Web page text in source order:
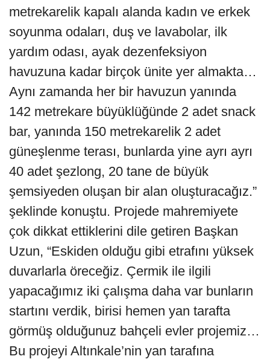
metrekarelik kapalı alanda kadın ve erkek
soyunma odaları, duş ve lavabolar, ilk
yardım odası, ayak dezenfeksiyon
havuzuna kadar birçok ünite yer almakta…
Aynı zamanda her bir havuzun yanında
142 metrekare büyüklüğünde 2 adet snack
bar, yanında 150 metrekarelik 2 adet
güneşlenme terası, bunlarda yine ayrı ayrı
40 adet şezlong, 20 tane de büyük
şemsiyeden oluşan bir alan oluşturacağız.”
şeklinde konuştu. Projede mahremiyete
çok dikkat ettiklerini dile getiren Başkan
Uzun, “Eskiden olduğu gibi etrafını yüksek
duvarlarla öreceğiz. Çermik ile ilgili
yapacağımız iki çalışma daha var bunların
startını verdik, birisi hemen yan tarafta
görmüş olduğunuz bahçeli evler projemiz…
Bu projeyi Altınkale’nin yan tarafına